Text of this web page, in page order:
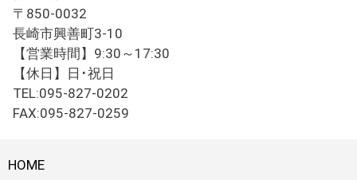
〒850-0032
長崎市興善町3-10
【営業時間】9:30～17:30
【休日】日･祝日
TEL:095-827-0202
FAX:095-827-0259
HOME